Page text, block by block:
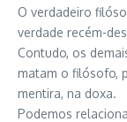
O verdadeiro
verdade recém-
Contudo, os
matam o filósofo,
mentira, na doxa.
Podemos